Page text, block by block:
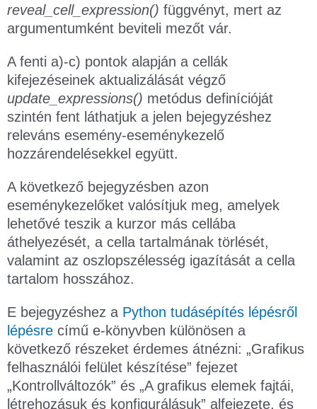
reveal_cell_expression() függvényt, mert az
argumentumként beviteli mezőt vár.
A fenti a)-c) pontok alapján a cellák
kifejezéseinek aktualizálását végző
update_expressions() metódus definícióját
szintén fent láthatjuk a jelen bejegyzéshez
releváns esemény-eseménykezelő
hozzárendelésekkel együtt.
A következő bejegyzésben azon
eseménykezelőket valósítjuk meg, amelyek
lehetővé teszik a kurzor más cellába
áthelyezését, a cella tartalmának törlését,
valamint az oszlopszélesség igazítását a cella
tartalom hosszához.
E bejegyzéshez a Python tudásépítés lépésről
lépésre című e-könyvben különösen a
következő részeket érdemes átnézni: „Grafikus
felhasználói felület készítése” fejezet
„Kontrollváltozók” és „A grafikus elemek fajtái,
létrehozásuk és konfigurálásuk” alfejezete, és